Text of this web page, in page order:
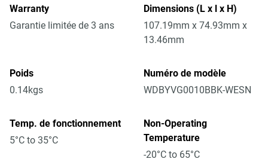
Warranty
Garantie limitée de 3 ans
Dimensions (L x l x H)
107.19mm x 74.93mm x
13.46mm
Poids
0.14kgs
Numéro de modèle
WDBYVG0010BBK-WESN
Temp. de fonctionnement
5°C to 35°C
Non-Operating
Temperature
-20°C to 65°C